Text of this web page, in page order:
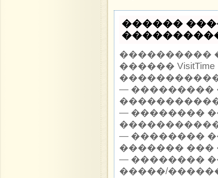
������
����������
������
������������
— ���������
— ��������
— ��������
������� ���
— ��������
�����/